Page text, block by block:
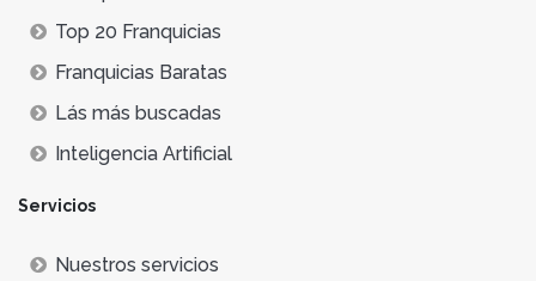
Top 20 Franquicias
Franquicias Baratas
Lás más buscadas
Inteligencia Artificial
Servicios
Nuestros servicios